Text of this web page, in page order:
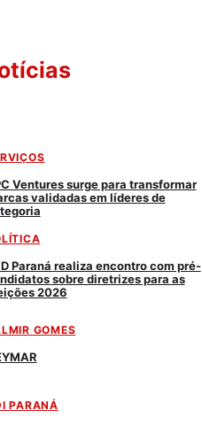
Ventures surge para transformar
validadas em líderes de
Paraná realiza encontro com pré-
sobre diretrizes para as
2026
GOMES
PARANÁ